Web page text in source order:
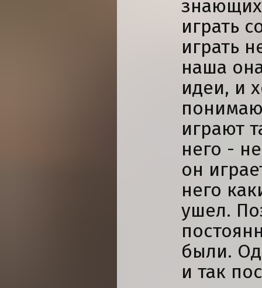
знающих
играть
играть
наша
идеи, и
играют
него -
он
него
ушел.
были.
и так